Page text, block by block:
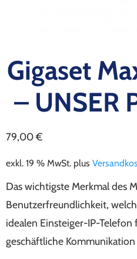
Gigaset
– UNSER
79,00€
exkl. 19 % MwSt. plus
Das wichtigste Merkmal des
Benutzerfreundlichkeit,
idealen Einsteiger-IP-Telefon
geschäftliche